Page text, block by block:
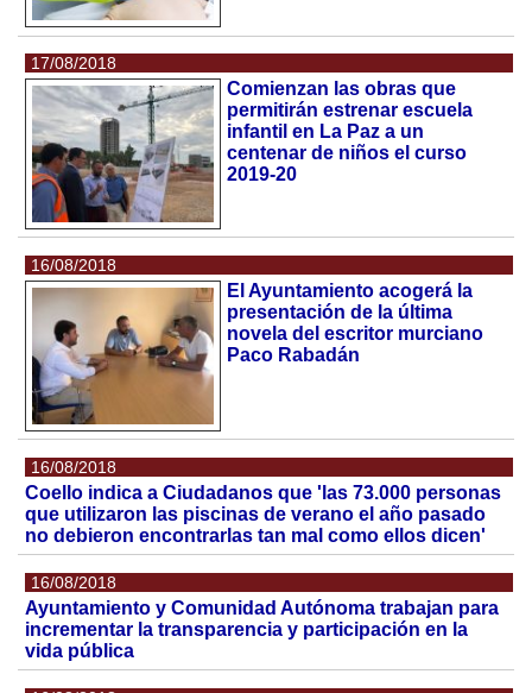
17/08/2018
Comienzan las obras que
permitirán estrenar escuela
infantil en La Paz a un
centenar de niños el curso
2019-20
16/08/2018
El Ayuntamiento acogerá la
presentación de la última
novela del escritor murciano
Paco Rabadán
16/08/2018
Coello indica a Ciudadanos que 'las 73.000 personas
que utilizaron las piscinas de verano el año pasado
no debieron encontrarlas tan mal como ellos dicen'
16/08/2018
Ayuntamiento y Comunidad Autónoma trabajan para
incrementar la transparencia y participación en la
vida pública